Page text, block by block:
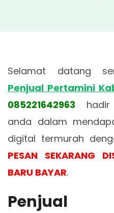
Selamat datang
Penjual Pertamini
085221642963 hadir
anda dalam
digital termurah
PESAN SEKARANG
BARU BAYAR.
Penjual